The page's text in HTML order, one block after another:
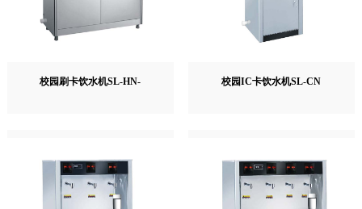
校园刷卡饮水机SL-HN- 校园IC卡饮水机SL-CN